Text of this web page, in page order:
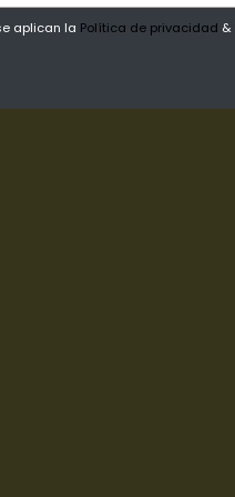
aplican la Política de privacidad &